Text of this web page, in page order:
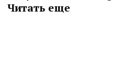
Читать еще